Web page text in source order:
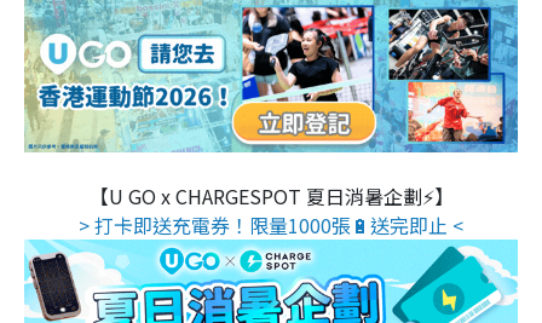
【U GO x CHARGESPOT 夏日消暑企劃⚡】
> 打卡即送充電券！限量1000張🔋送完即止 <